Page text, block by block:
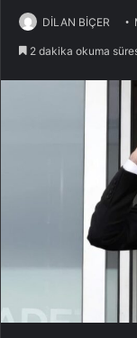
DİLAN BİÇER
2 dakika okuma